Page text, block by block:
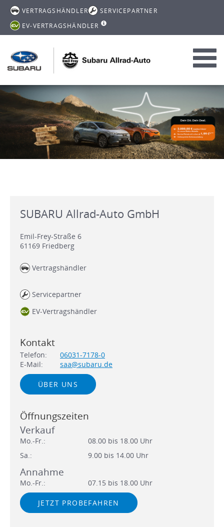
VERTRAGSHÄNDLER
SERVICEPARTNER
EV-VERTRAGSHÄNDLER
SUBARU Allrad-Auto GmbH
Emil-Frey-Straße 6
61169 Friedberg
Vertragshändler
Servicepartner
EV-Vertragshändler
Kontakt
Telefon:
06031-7178-0
E-Mail:
saa@subaru.de
ÜBER UNS
Öffnungszeiten
Verkauf
Mo.-Fr.:
08.00 bis 18.00 Uhr
Sa.:
9.00 bis 14.00 Uhr
Annahme
Mo.-Fr.: 07.15 bis 18.00 Uhr
JETZT PROBEFAHREN